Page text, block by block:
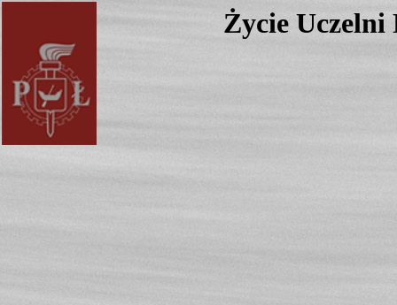
Życie Uczelni